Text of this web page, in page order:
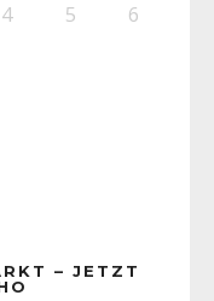
4 5 6
– JETZT